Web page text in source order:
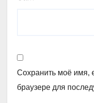
Сохранить моё имя,
браузере для